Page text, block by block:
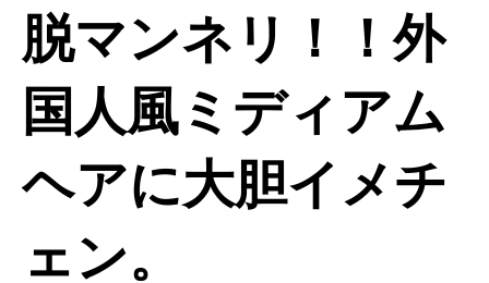
脱マンネリ！！外
国人風ミディアム
ヘアに大胆イメチ
ェン。